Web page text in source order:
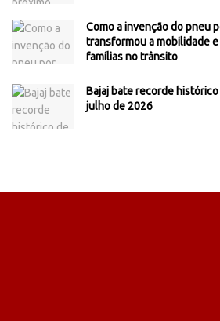
Como a invenção do pneu
transformou a mobilidade
famílias no trânsito
Bajaj bate recorde
julho de 2026